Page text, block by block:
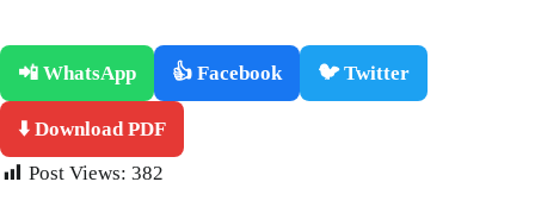
📲 WhatsApp 👍 Facebook 🐦 Twitter
⬇️ Download PDF
Post Views: 382